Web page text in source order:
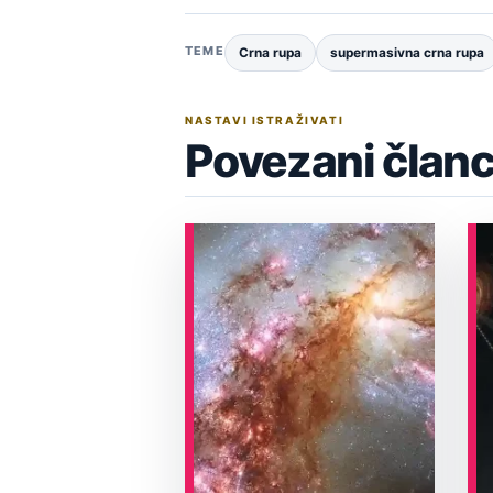
TEME Crna rupa supermasivna crna rupa
NASTAVI ISTRAŽIVATI
Povezani